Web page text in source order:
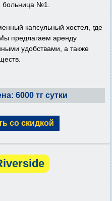
больница №1.
капсульный хостел, где
предлагаем аренду
удобствами, а также
6000 тг сутки
со скидкой